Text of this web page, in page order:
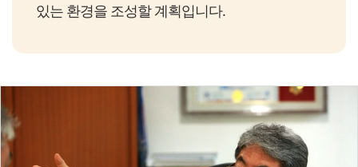
있는 환경을 조성할 계획입니다.